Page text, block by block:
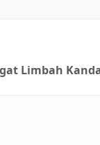
Limbah